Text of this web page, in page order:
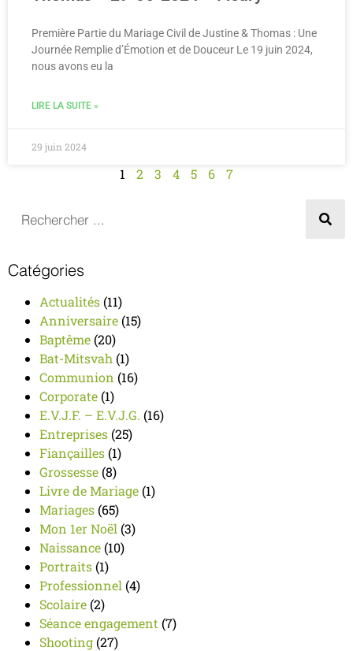
Première Partie du Mariage Civil de Justine & Thomas : Une
Journée Remplie d’Émotion et de Douceur Le 19 juin 2024,
nous avons eu la
LIRE LA SUITE »
29 juin 2024
1 2 3 4 5 6 7
Catégories
Actualités(11)
Anniversaire(15)
Baptême(20)
Bat-Mitsvah (1)
Communion (16)
Corporate(1)
E.V.J.F. – E.V.J.G. (16)
Entreprises(25)
Fiançailles(1)
Grossesse(8)
Livre de Mariage(1)
Mariages(65)
Mon 1er Noël (3)
Naissance(10)
Portraits(1)
Professionnel (4)
Scolaire(2)
Séance engagement (7)
Shooting(27)